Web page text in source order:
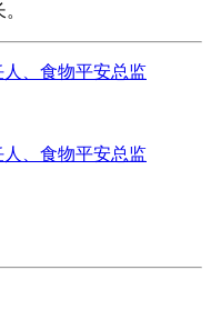
、食物平安总监
、食物平安总监